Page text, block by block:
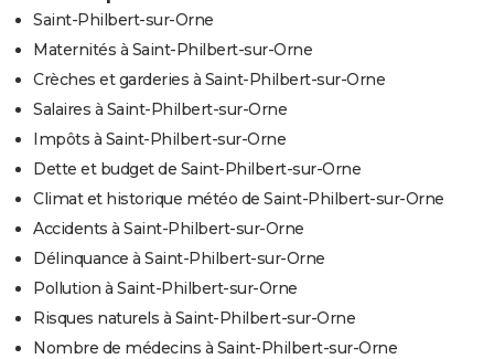
Saint-Philbert-sur-Orne
Maternités à Saint-Philbert-sur-Orne
Crèches et garderies à Saint-Philbert-sur-Orne
Salaires à Saint-Philbert-sur-Orne
Impôts à Saint-Philbert-sur-Orne
Dette et budget de Saint-Philbert-sur-Orne
Climat et historique météo de Saint-Philbert-sur-Orne
Accidents à Saint-Philbert-sur-Orne
Délinquance à Saint-Philbert-sur-Orne
Pollution à Saint-Philbert-sur-Orne
Risques naturels à Saint-Philbert-sur-Orne
Nombre de médecins à Saint-Philbert-sur-Orne